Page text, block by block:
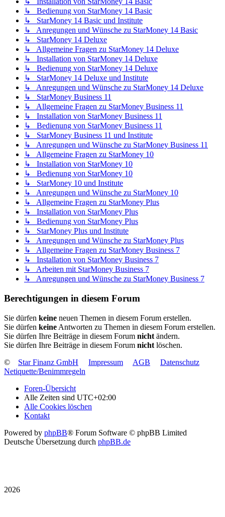
↳ Bedienung von StarMoney 14 Basic
↳ StarMoney 14 Basic und Institute
↳ Anregungen und Wünsche zu StarMoney 14 Basic
↳ StarMoney 14 Deluxe
↳ Allgemeine Fragen zu StarMoney 14 Deluxe
↳ Installation von StarMoney 14 Deluxe
↳ Bedienung von StarMoney 14 Deluxe
↳ StarMoney 14 Deluxe und Institute
↳ Anregungen und Wünsche zu StarMoney 14 Deluxe
↳ StarMoney Business 11
↳ Allgemeine Fragen zu StarMoney Business 11
↳ Installation von StarMoney Business 11
↳ Bedienung von StarMoney Business 11
↳ StarMoney Business 11 und Institute
↳ Anregungen und Wünsche zu StarMoney Business 11
↳ Allgemeine Fragen zu StarMoney 10
↳ Installation von StarMoney 10
↳ Bedienung von StarMoney 10
↳ StarMoney 10 und Institute
↳ Anregungen und Wünsche zu StarMoney 10
↳ Allgemeine Fragen zu StarMoney Plus
↳ Installation von StarMoney Plus
↳ Bedienung von StarMoney Plus
↳ StarMoney Plus und Institute
↳ Anregungen und Wünsche zu StarMoney Plus
↳ Allgemeine Fragen zu StarMoney Business 7
↳ Installation von StarMoney Business 7
↳ Arbeiten mit StarMoney Business 7
↳ Anregungen und Wünsche zu StarMoney Business 7
Berechtigungen in diesem Forum
Sie dürfen keine neuen Themen in diesem Forum erstellen.
Sie dürfen keine Antworten zu Themen in diesem Forum erstellen.
Sie dürfen Ihre Beiträge in diesem Forum nicht ändern.
Sie dürfen Ihre Beiträge in diesem Forum nicht löschen.
©
Star Finanz GmbH Impressum AGB
Datenschutz
Netiquette/Benimmregeln
Foren-Übersicht
Alle Zeiten sind UTC+02:00
Alle Cookies löschen
Kontakt
Powered by phpBB® Forum Software © phpBB Limited
Deutsche Übersetzung durch phpBB.de
2026